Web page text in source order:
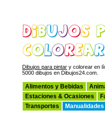
Dibujos para pintar y colorear en
5000 dibujos en Dibujos24.com.
Alimentos y Bebidas
Estaciones & Ocasiones
Transportes
Manualidades